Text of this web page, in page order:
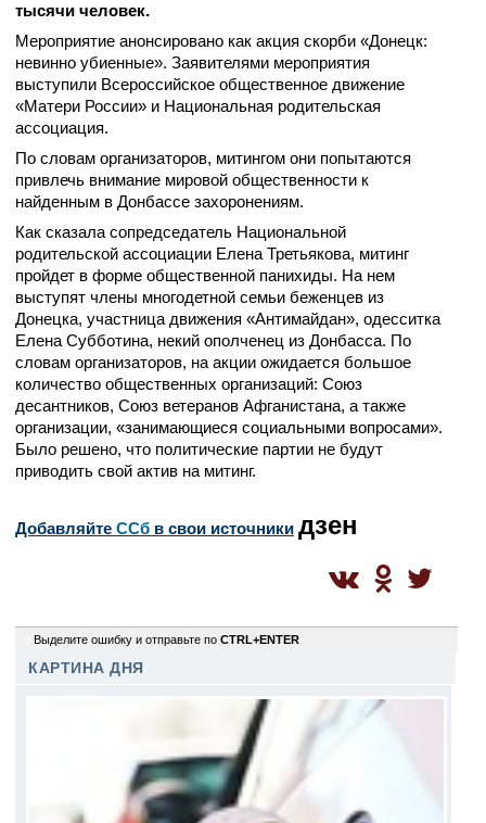
тысячи человек.
Мероприятие анонсировано как акция скорби «Донецк:
невинно убиенные». Заявителями мероприятия
выступили Всероссийское общественное движение
«Матери России» и Национальная родительская
ассоциация.
По словам организаторов, митингом они попытаются
привлечь внимание мировой общественности к
найденным в Донбассе захоронениям.
Как сказала сопредседатель Национальной
родительской ассоциации Елена Третьякова, митинг
пройдет в форме общественной панихиды. На нем
выступят члены многодетной семьи беженцев из
Донецка, участница движения «Антимайдан», одесситка
Елена Субботина, некий ополченец из Донбасса. По
словам организаторов, на акции ожидается большое
количество общественных организаций: Союз
десантников, Союз ветеранов Афганистана, а также
организации, «занимающиеся социальными вопросами».
Было решено, что политические партии не будут
приводить свой актив на митинг.
Добавляйте CСб в свои источники дзен
Выделите ошибку и отправьте по CTRL+ENTER
КАРТИНА ДНЯ